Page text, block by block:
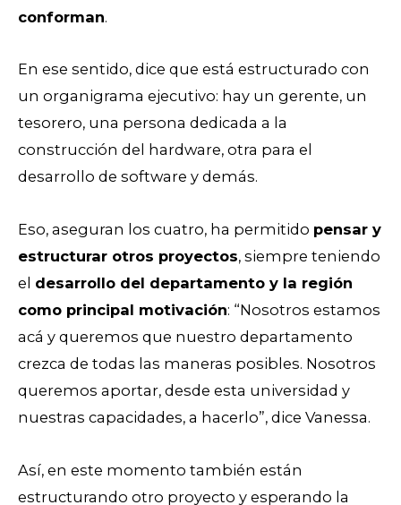
conforman.
En ese sentido, dice que está estructurado con
un organigrama ejecutivo: hay un gerente, un
tesorero, una persona dedicada a la
construcción del hardware, otra para el
desarrollo de software y demás.
Eso, aseguran los cuatro, ha permitido pensar y
estructurar otros proyectos, siempre teniendo
el desarrollo del departamento y la región
como principal motivación: “Nosotros estamos
acá y queremos que nuestro departamento
crezca de todas las maneras posibles. Nosotros
queremos aportar, desde esta universidad y
nuestras capacidades, a hacerlo”, dice Vanessa.
Así, en este momento también están
estructurando otro proyecto y esperando la